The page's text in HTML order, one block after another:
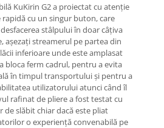
KuKirin G2 a proiectat cu atenție
cu un singur buton, care
stâlpului în doar câțiva
așezați streamerul pe partea din
inferioare unde este amplasat
bloca ferm cadrul, pentru a evita
în timpul transportului și pentru a
utilizatorului atunci când îl
rafinat de pliere a fost testat cu
de slăbit chiar dacă este pliat
o experiență convenabilă pe